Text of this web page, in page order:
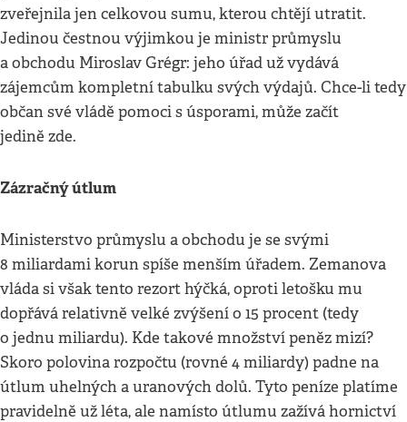
zveřejnila jen celkovou sumu, kterou chtějí utratit.
Jedinou čestnou výjimkou je ministr průmyslu
a obchodu Miroslav Grégr: jeho úřad už vydává
zájemcům kompletní tabulku svých výdajů. Chce-li tedy
občan své vládě pomoci s úsporami, může začít
jedině zde.
Zázračný útlum
Ministerstvo průmyslu a obchodu je se svými
8 miliardami korun spíše menším úřadem. Zemanova
vláda si však tento rezort hýčká, oproti letošku mu
dopřává relativně velké zvýšení o 15 procent (tedy
o jednu miliardu). Kde takové množství peněz mizí?
Skoro polovina rozpočtu (rovné 4 miliardy) padne na
útlum uhelných a uranových dolů. Tyto peníze platíme
pravidelně už léta, ale namísto útlumu zažívá hornictví